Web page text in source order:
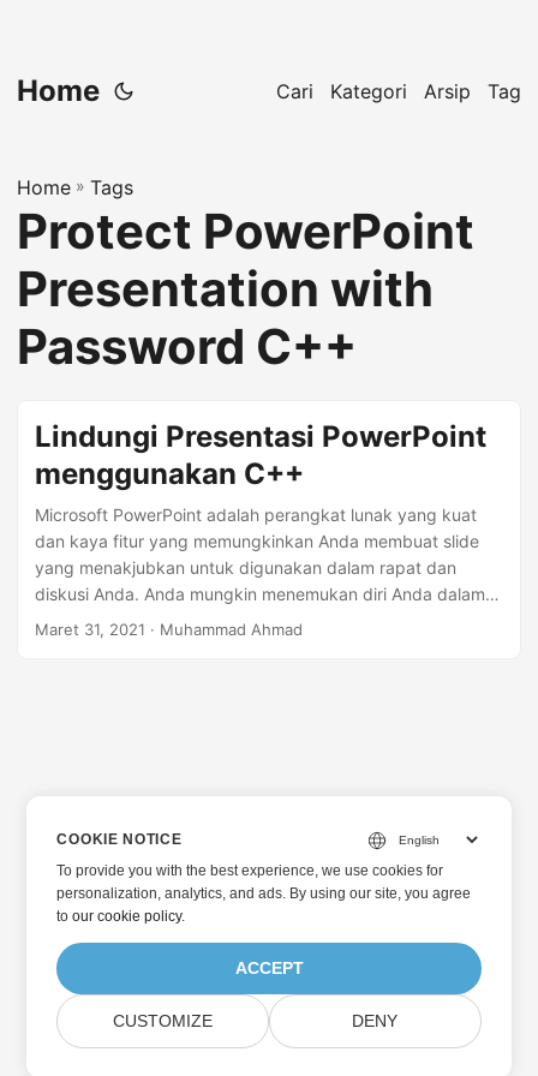
Home Cari Kategori Arsip Tag
Home » Tags
Protect PowerPoint
Presentation with
Password C++
Lindungi Presentasi PowerPoint
menggunakan C++
Microsoft PowerPoint adalah perangkat lunak yang kuat
dan kaya fitur yang memungkinkan Anda membuat slide
yang menakjubkan untuk digunakan dalam rapat dan
diskusi Anda. Anda mungkin menemukan diri Anda dalam
situasi di mana presentasi Anda berisi informasi rahasia
cara melindungi presentasi PowerPoint dengan kata sandi
Maret 31, 2021 · Muhammad Ahmad
COOKIE NOTICE
To provide you with the best experience, we use cookies for
personalization, analytics, and ads. By using our site, you agree
toour cookie policy.
ACCEPT
CUSTOMIZE DENY